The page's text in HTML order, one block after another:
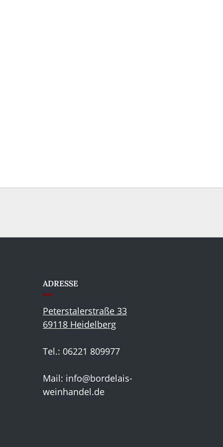
ADRESSE
Peterstalerstraße 33
69118 Heidelberg
Tel.: 06221 809977
Mail: info@bordelais-
weinhandel.de